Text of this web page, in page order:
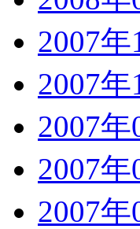
2007年
2007年
2007年
2007年
2007年